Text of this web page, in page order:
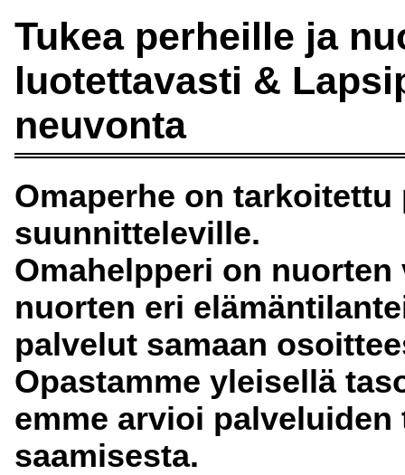
Tukea perheille ja
luotettavasti &
neuvonta
Omaperhe on
suunnitteleville.
Omahelpperi on
nuorten eri
palvelut samaan
Opastamme yleisellä
emme arvioi
saamisesta.